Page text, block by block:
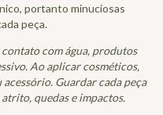
portanto minuciosas
peça.
com água, produtos
Ao aplicar cosméticos,
Guardar cada peça
quedas e impactos.